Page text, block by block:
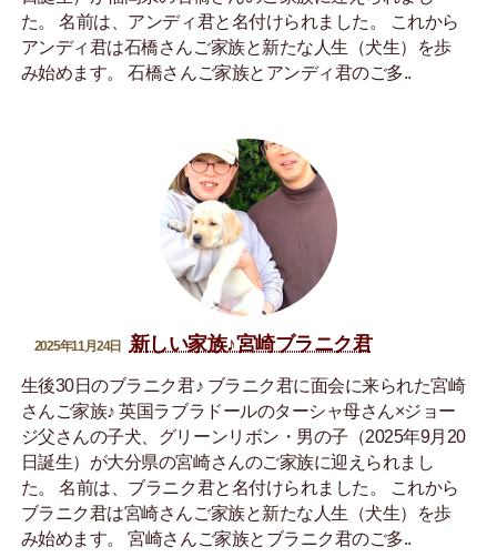
た。 名前は、アンディ君と名付けられました。 これから
アンディ君は石橋さんご家族と新たな人生（犬生）を歩
み始めます。 石橋さんご家族とアンディ君のご多..
2025年11月24日 新しい家族♪宮崎ブラニク君
生後30日のブラニク君♪ ブラニク君に面会に来られた宮崎
さんご家族♪ 英国ラブラドールのターシャ母さん×ジョー
ジ父さんの子犬、グリーンリボン・男の子（2025年9月20
日誕生）が大分県の宮崎さんのご家族に迎えられまし
た。 名前は、ブラニク君と名付けられました。 これから
ブラニク君は宮崎さんご家族と新たな人生（犬生）を歩
み始めます。 宮崎さんご家族とブラニク君のご多..